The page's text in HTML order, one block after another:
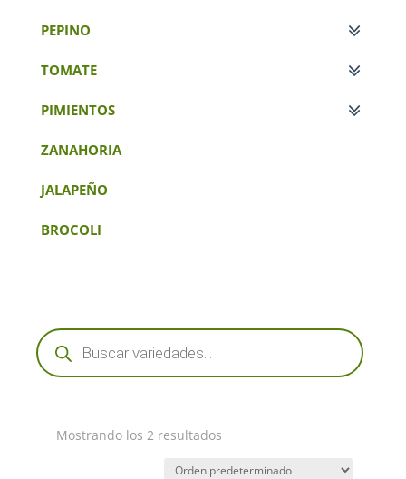
PEPINO
TOMATE
PIMIENTOS
ZANAHORIA
JALAPEÑO
BROCOLI
Búsqueda
de
productos
Mostrando los 2 resultados